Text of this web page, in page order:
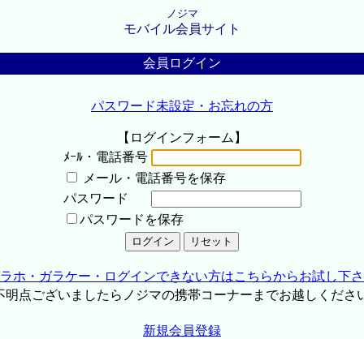
ノジマ
モバイル会員サイト
会員ログイン
パスワード未設定・お忘れの方
【ログインフォーム】
ﾒｰﾙ・電話番号
メール・電話番号を保存
パスワード
パスワードを保存
ホ・ガラケー・ログインできない方はこちらからお試し下
点ございましたらノジマの携帯コーナーまでお越しくださ
新規会員登録